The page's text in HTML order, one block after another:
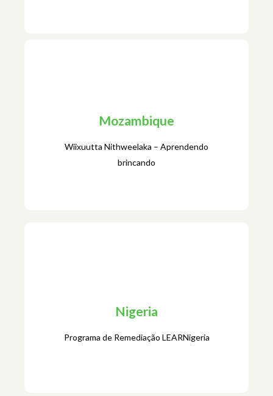
Combinadas para uma Aprendizagem
Mozambique
Wiixuutta Nithweelaka – Aprendendo
brincando
Jangandoo
Nigeria
Programa de Remediação LEARNigeria